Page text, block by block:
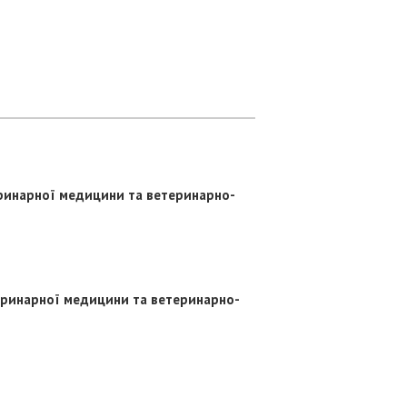
медицини та ветеринарно-
медицини та ветеринарно-